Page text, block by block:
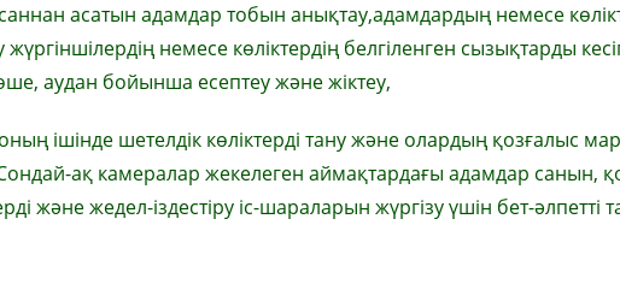
асатын адамдар тобын анықтау,адамдардың немесе
немесе көліктердің белгіленген сызықтарды
аудан бойынша есептеу және жіктеу,
ішінде шетелдік көліктерді тану және олардың қозғалыс
Сондай-ақ камералар жекелеген аймақтардағы адамдар санын,
және жедел-іздестіру іс-шараларын жүргізу үшін бет-